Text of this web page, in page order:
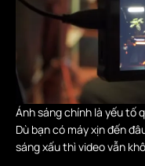
Ánh sáng chính là yếu tố
Dù bạn có máy xịn đến
sáng xấu thì video vẫn